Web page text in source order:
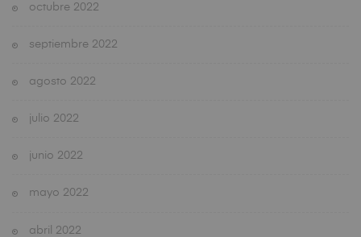
octubre 2022
septiembre 2022
agosto 2022
julio 2022
junio 2022
mayo 2022
abril 2022